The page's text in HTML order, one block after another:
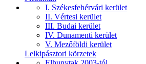
I. Székesfehérvári kerület
II. Vértesi kerület
III. Budai kerület
IV. Dunamenti kerület
V. Mezőföldi kerület
Lelkipásztori körzetek